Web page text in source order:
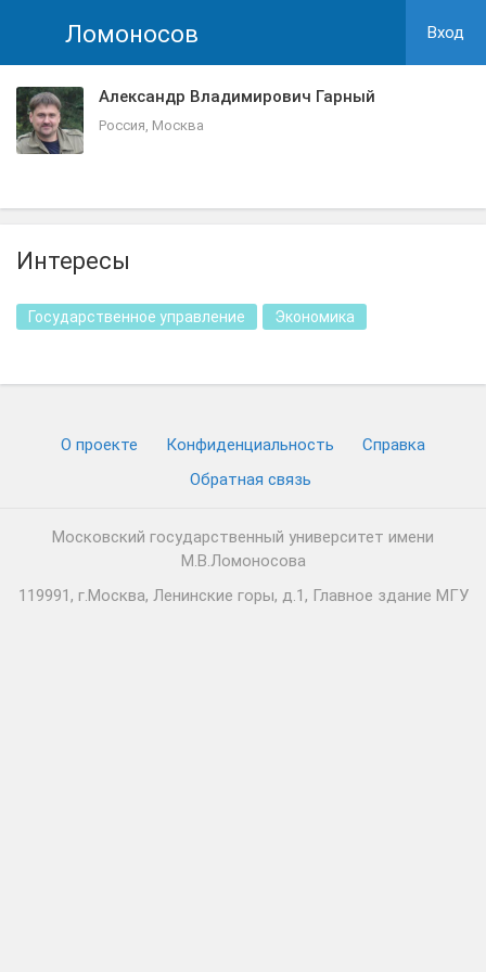
Ломоносов Вход
Александр Владимирович Гарный
Россия, Москва
Интересы
Государственное управление Экономика
О проекте Конфиденциальность
Cправка
Обратная связь
Московский государственный университет имени
М.В.Ломоносова
119991, г.Москва, Ленинские горы, д.1, Главное здание МГУ